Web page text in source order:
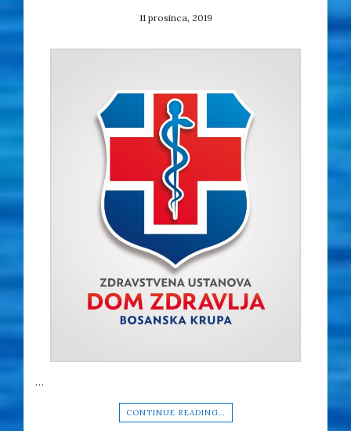
11 prosinca, 2019
…
CONTINUE READING…